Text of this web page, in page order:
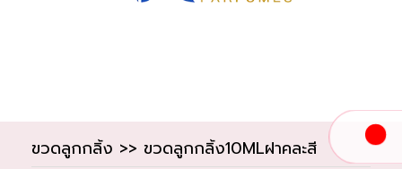
ขวดลูกกลิ้ง >> ขวดลูกกลิ้ง10MLฝาคละสี